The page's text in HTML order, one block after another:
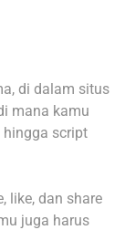
di dalam situs
mana kamu
hingga script
like, dan share
juga harus